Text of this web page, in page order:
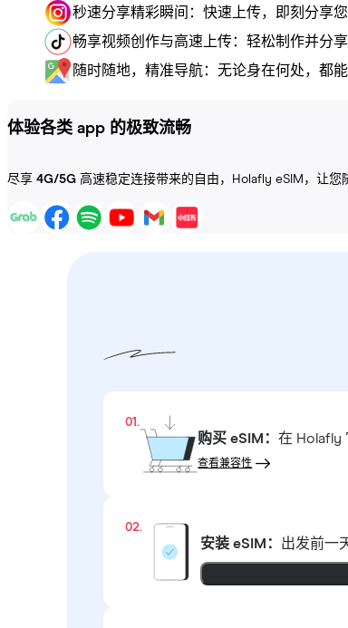
秒速分享精彩瞬间：快速上传，即刻分享
畅享视频创作与高速上传：轻松制作并分
随时随地，精准导航：无论身在何处，都
体验各类 app 的极致流畅
尽享 4G/5G 高速稳定连接带来的自由，Holafly eSIM，让您
01.
购买 eSIM：在 Holafly
查看兼容性
02.
安装 eSIM： 出发前一